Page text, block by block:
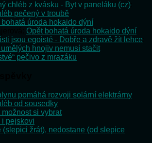
chléb z kvásku - Byt v paneláku (cz)
pečený v troubě
bohatá úroda hokaido dýní
Opět bohatá úroda hokaido dýní
jsou egoisté - Dobře a zdravě žít lehce
umělých hnojiv nemusí stačit
pečivo z mrazáku
pomáhá rozvoji solární elektrárny
od sousedky
si vybrat
i pejskovi
(slepici žrát), nedostane (od slepice